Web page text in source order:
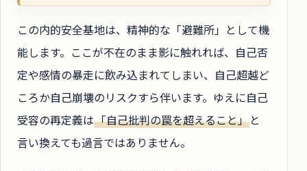
この内的安全基地は、精神的な「避難所」として機
能します。ここが不在のまま影に触れれば、自己否
定や感情の暴走に飲み込まれてしまい、自己超越ど
ころか自己崩壊のリスクすら伴います。ゆえに自己
受容の再定義は「自己批判の罠を超えること」と
言い換えても過言ではありません。